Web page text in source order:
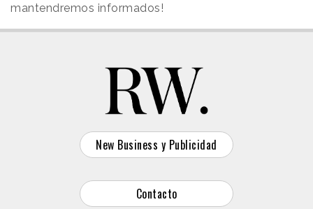
mantendremos informados!
New Business y Publicidad
Contacto